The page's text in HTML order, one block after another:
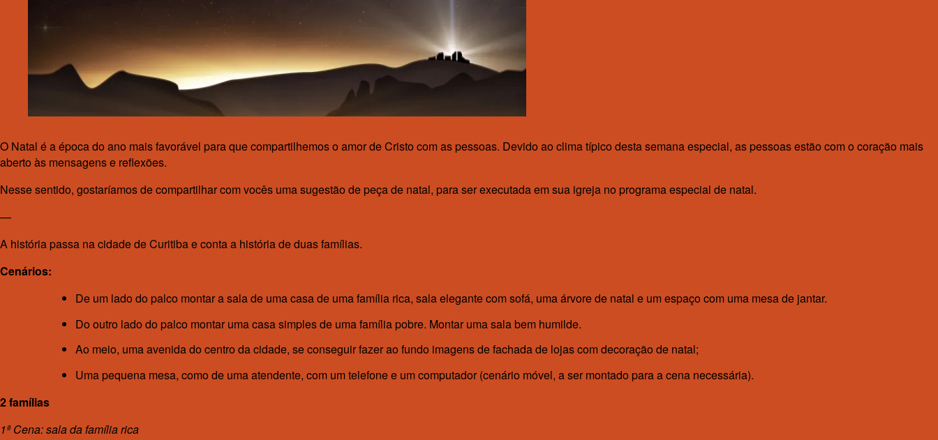
O Natal é a época do ano mais favorável para que compartilhemos o amor de Cristo com as pessoas. Devido ao clima típico desta semana especial, as pessoas estão com o coração mais
aberto às mensagens e reflexões.
Nesse sentido, gostaríamos de compartilhar com vocês uma sugestão de peça de natal, para ser executada em sua igreja no programa especial de natal.
—
A história passa na cidade de Curitiba e conta a história de duas famílias.
Cenários:
De um lado do palco montar a sala de uma casa de uma família rica, sala elegante com sofá, uma árvore de natal e um espaço com uma mesa de jantar.
Do outro lado do palco montar uma casa simples de uma família pobre. Montar uma sala bem humilde.
Ao meio, uma avenida do centro da cidade, se conseguir fazer ao fundo imagens de fachada de lojas com decoração de natal;
Uma pequena mesa, como de uma atendente, com um telefone e um computador (cenário móvel, a ser montado para a cena necessária).
2 famílias
1ª Cena: sala da família rica